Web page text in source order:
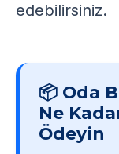
edebilirsiniz.
📦 Oda
Ne
Ödeyin